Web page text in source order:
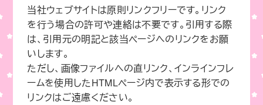
当社ウェブサイトは原則リンクフリーです。リンク
を行う場合の許可や連絡は不要です。引用する際
は、引用元の明記と該当ページへのリンクをお願
いします。
ただし、画像ファイルへの直リンク、インラインフレ
ームを使用したHTMLページ内で表示する形での
リンクはご遠慮ください。